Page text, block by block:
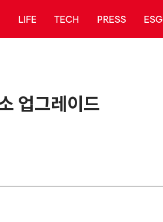
LIFE TECH PRESS ESG
업그레이드